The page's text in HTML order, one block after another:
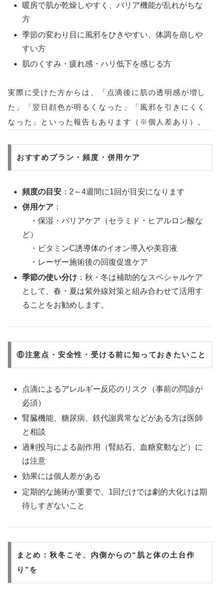
暖房で肌が乾燥しやすく、バリア機能が乱れがちな
方
季節の変わり目に風邪をひきやすい、体調を崩しや
すい方
肌のくすみ・疲れ感・ハリ低下を感じる方
実際に受けた方からは、「点滴後に肌の透明感が増し
た」「翌日顔色が明るくなった」「風邪を引きにくく
なった」といった報告もあります（※個人差あり）。
おすすめプラン・頻度・併用ケア
頻度の目安 ：2～4週間に1回が目安になります
併用ケア ：
・保湿・バリアケア（セラミド・ヒアルロン酸な
ど）
・ビタミンC誘導体のイオン導入や美容液
・レーザー施術後の回復促進ケア
季節の使い分け ：秋・冬は補助的なスペシャルケア
として、春・夏は紫外線対策と組み合わせて活用す
ることをお勧めします。
⑥注意点・安全性・受ける前に知っておきたいこと
点滴によるアレルギー反応のリスク（事前の問診が
必須）
腎臓機能、糖尿病、鉄代謝異常などがある方は医師
と相談
過剰投与による副作用（腎結石、血糖変動など）に
は注意
効果には個人差がある
定期的な施術が重要で、1回だけでは劇的大化けは期
待しすぎないこと
まとめ：秋冬こそ、内側からの“肌と体の土台作
り”を